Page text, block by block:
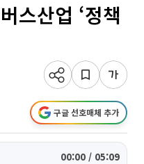
스산업 ‘정책
구글 선호매체 추가
00:00 / 05:09